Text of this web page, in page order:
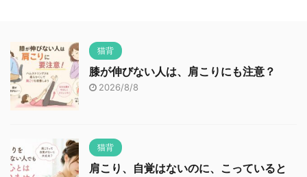
猫背
膝が伸びない人は、肩こりにも注意？
2026/8/8
猫背
肩こり、自覚はないのに、こっていると